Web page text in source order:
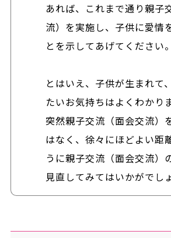
あれば、これまで通り親子
流）を実施し、子供に愛情
とを示してあげてください。
とはいえ、子供が生まれて
たいお気持ちはよくわかりま
突然親子交流（面会交流）
はなく、徐々にほどよい距
うに親子交流（面会交流）
見直してみてはいかがでし